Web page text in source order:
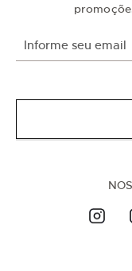
s
e
-